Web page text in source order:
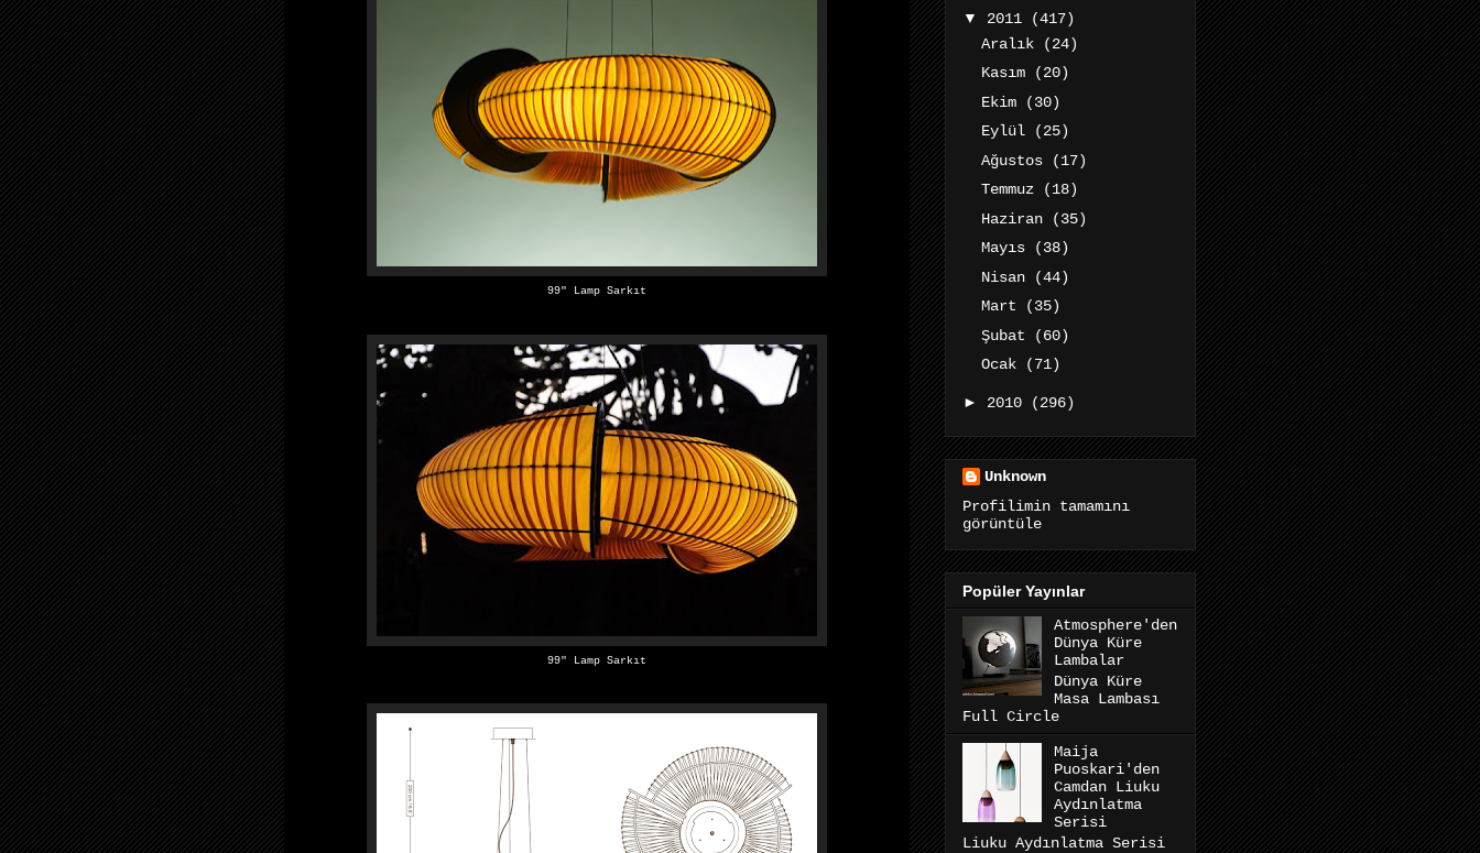
99″ Lamp Sarkıt
99″ Lamp Sarkıt
▼ 2011
(417)
Aralık
(24)
Kasım
(20)
Ekim
(30)
Eylül
(25)
Ağustos
(17)
Temmuz
(18)
Haziran
(35)
Mayıs
(38)
Nisan
(44)
Mart
(35)
Şubat
(60)
Ocak
(71)
► 2010 (296)
Unknown
Profilimin tamamını
görüntüle
Popüler Yayınlar
Atmosphere'den
Dünya Küre
Lambalar
Dünya Küre
Masa Lambası
Full Circle
Maija
Puoskari'den
Camdan Liuku
Aydınlatma
Serisi
Liuku Aydınlatma Serisi